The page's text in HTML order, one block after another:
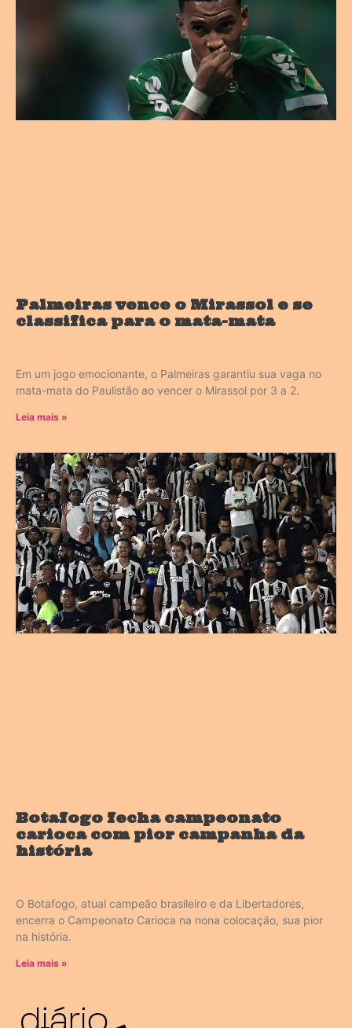
Palmeiras vence o Mirassol e se
classifica para o mata-mata
Em um jogo emocionante, o Palmeiras garantiu sua vaga no
mata-mata do Paulistão ao vencer o Mirassol por 3 a 2.
Leia mais »
Botafogo fecha campeonato
carioca com pior campanha da
história
O Botafogo, atual campeão brasileiro e da Libertadores,
encerra o Campeonato Carioca na nona colocação, sua pior
na história.
Leia mais »